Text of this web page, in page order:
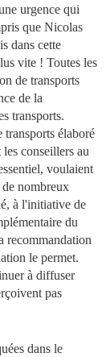
urgence qui
que Nicolas
dans cette
vite ! Toutes les
de transports
de la
transports.
transports élaboré
conseillers au
voulaient
nombreux
à l'initiative de
du
recommandation
le permet.
à diffuser
pas
dans le